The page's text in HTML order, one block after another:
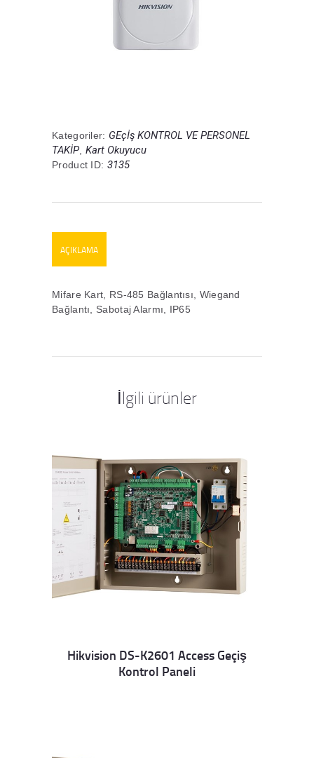
Kategoriler: GEçİş KONTROL VE PERSONEL
TAKİP Kart Okuyucu
Product ID: 3135
AÇIKLAMA
Mifare Kart, RS-485 Bağlantısı, Wiegand
Bağlantı, Sabotaj Alarmı, IP65
İlgili ürünler
Details
Hikvision DS-K2601 Access Geçiş
Kontrol Paneli